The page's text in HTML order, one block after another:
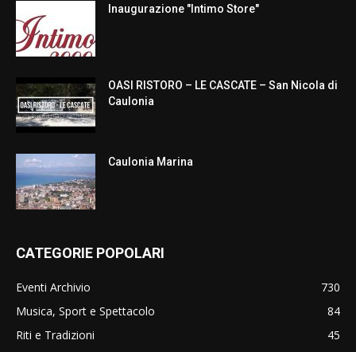
Inaugurazione "Intimo Store"
OASI RISTORO – LE CASCATE – San Nicola di
Caulonia
Caulonia Marina
CATEGORIE POPOLARI
Eventi Archivio
730
Musica, Sport e Spettacolo
84
Riti e Tradizioni
45